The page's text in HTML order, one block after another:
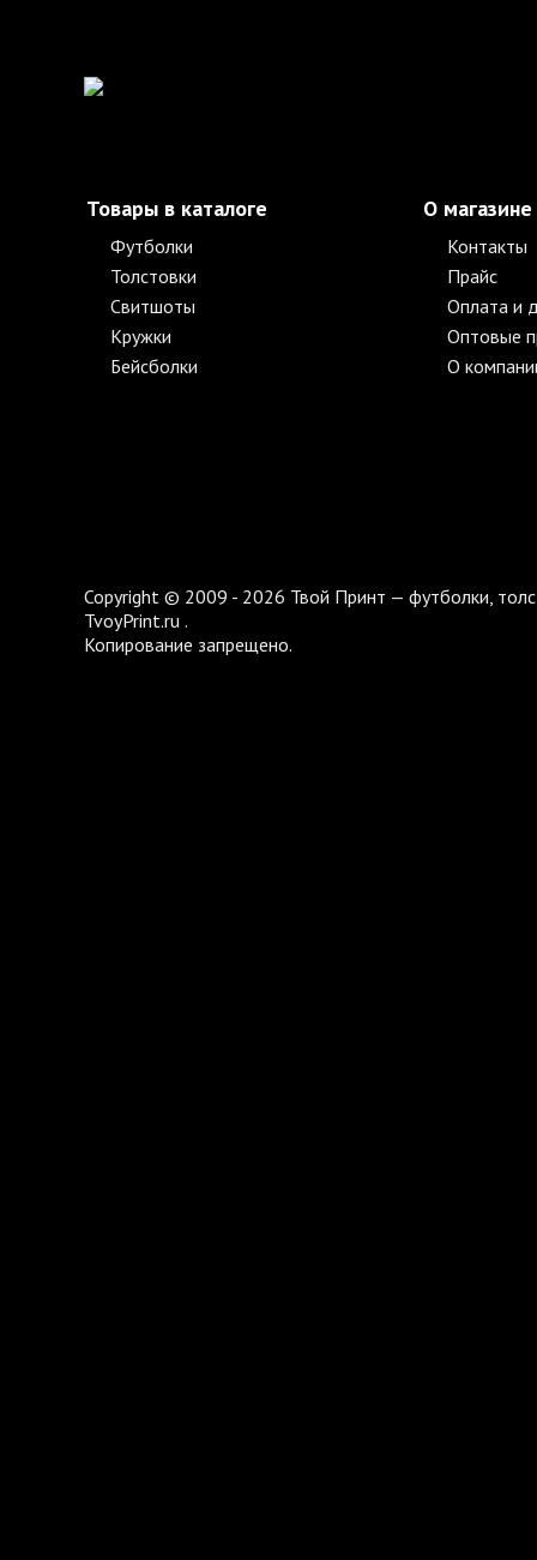
Товары в каталоге
Футболки
Толстовки
Свитшоты
Кружки
Бейсболки
О магазине
Контакты
Прайс
Оплата и
Оптовые
О
Copyright © 2009 - 2026 Твой Принт — футболки,
TvoyPrint.ru .
Копирование запрещено.